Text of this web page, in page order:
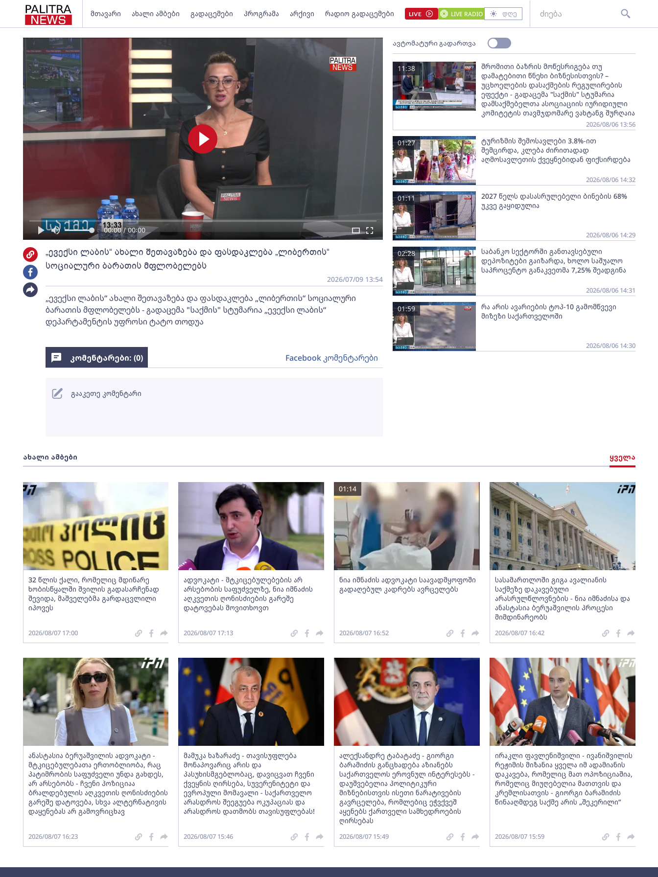
მთავარი ახალი ამბები გადაცემები პროგრამა არქივი რადიო გადაცემები LIVE LIVE RADIO დღე
00:00 / 00:00
„ევექსი ლაბის“ ახალი შეთავაზება და ფასდაკლება „ლიბერთის“
სოციალური ბარათის მფლობელებს
2026/07/09 13:54
„ევექსი ლაბის“ ახალი შეთავაზება და ფასდაკლება „ლიბერთის“ სოციალური
ბარათის მფლობელებს - გადაცემა "საქმის" სტუმარია „ევექსი ლაბის“
დეპარტამენტის უფროსი ტატო თოდუა
ავტომატური გადართვა
შრომითი ბაზრის მოწესრიგება თუ
დამატებითი წნეხი ბიზნესისთვის? –
უცხოელების დასაქმების რეგულირების
ეფექტი - გადაცემა "საქმის" სტუმარია
დამსაქმებელთა ასოციაციის იურიდიული
კომიტეტის თავმჯდომარე ვახტანგ შურღაია
11:38
2026/08/06 13:56
ტურიზმის შემოსავლები 3.8%-ით
შემცირდა, კლება ძირითადად
აღმოსავლეთის ქვეყნებიდან ფიქსირდება
01:27
2026/08/06 14:32
2027 წელს დასასრულებელი ბინების 68%
უკვე გაყიდულია
01:11
2026/08/06 14:29
საბანკო სექტორში განთავსებული
დეპოზიტები გაიზარდა, ხოლო საშუალო
საპროცენტო განაკვეთმა 7,25% შეადგინა
02:28
2026/08/06 14:31
რა არის ავარიების ტოპ-10 გამომწვევი
მიზეზი საქართველოში
01:59
2026/08/06 14:30
ახალი ამბები ყველა
32 წლის ქალი, რომელიც მდინარე
ხობისწყალში შვილის გადასარჩენად
შევიდა, მაშველებმა გარდაცვლილი
იპოვეს
2026/08/07 17:00
ადვოკატი - მტკიცებულებების არ
არსებობის საფუძველზე, ნია იმნაძის
აღკვეთის ღონისძიების გარეშე
დატოვებას მოვითხოვთ
2026/08/07 17:13
ნია იმნაძის ადვოკატი საავადმყოფოში
გადაღებულ კადრებს ავრცელებს
01:14
2026/08/07 16:52
სასამართლოში გიგა ავალიანის
საქმეზე დაკავებული
არასრულწლოვნების - ნია იმნაძისა და
ანასტასია ბერუაშვილის პროცესი
მიმდინარეობს
2026/08/07 16:42
ანასტასია ბერუაშვილის ადვოკატი -
მტკიცებულებათა ერთობლიობა, რაც
პატიმრობის საფუძველი უნდა გახდეს,
არ არსებობს - ჩვენი პოზიციაა
ბრალდებულის აღკვეთის ღონისძიების
გარეშე დატოვება, სხვა ალტერნატივის
დაყენებას არ გამოვრიცხავ
2026/08/07 16:23
მამუკა ხაზარაძე - თავისუფლება
მონაპოვარიც არის და
პასუხისმგებლობაც, დავიცვათ ჩვენი
ქვეყნის ღირსება, სუვერენიტეტი და
ევროპული მომავალი - საქართველო
არასდროს შეეგუება ოკუპაციას და
არასდროს დათმობს თავისუფლებას!
2026/08/07 15:46
ალექსანდრე ტაბატაძე - გიორგი
ბარამიძის განცხადება აზიანებს
საქართველოს ეროვნულ ინტერესებს -
დაუშვებელია პოლიტიკური
მიზნებისთვის ისეთი ნარატივების
გავრცელება, რომლებიც ეჭვქვეშ
აყენებს ქართველი სამხედროების
ღირსებას
2026/08/07 15:49
ირაკლი ფავლენიშვილი - ივანიშვილის
რეჟიმის მიზანია ყველა იმ ადამიანის
დაკავება, რომელიც მათ ოპოზიციაშია,
რომელიც მიუღებელია მათთვის და
კრემლისათვის - გიორგი ბარამიძის
წინააღმდეგ საქმე არის „შეკერილი”
2026/08/07 15:59
კომენტარები: (0) Facebook კომენტარები
გააკეთე კომენტარი